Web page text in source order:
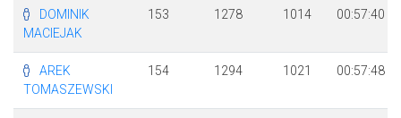
DOMINIK
MACIEJAK
153 1278 1014 00:57:40
AREK
TOMASZEWSKI
154 1294 1021 00:57:48